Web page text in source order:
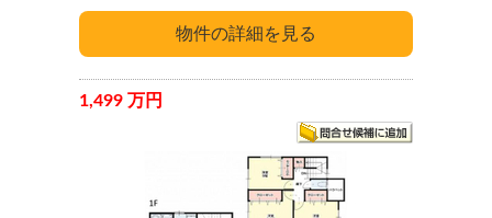
1,499 万円